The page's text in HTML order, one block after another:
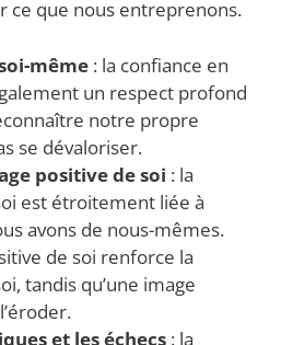
ce que nous entreprenons.
même : la confiance en
un respect profond
notre propre
se dévaloriser.
positive de soi : la
est étroitement liée à
avons de nous-mêmes.
de soi renforce la
tandis qu’une image
et les échecs : la